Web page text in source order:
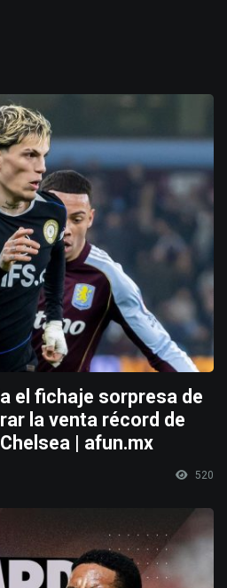
el fichaje sorpresa de
la venta récord de
| afun.mx
520